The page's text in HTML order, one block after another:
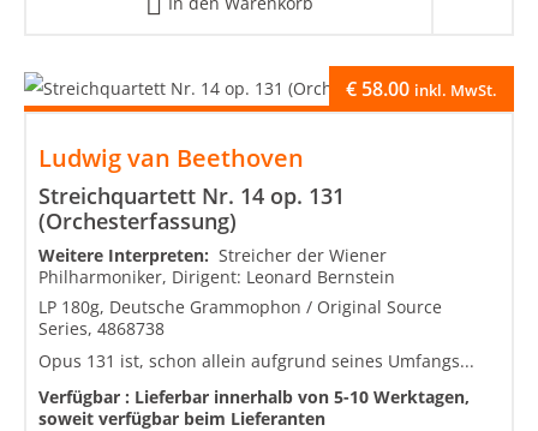
Ludwig van Beethoven
Streichquartett Nr. 14 op. 131
(Orchesterfassung)
€ 58.00 inkl. MwSt.
Weitere Interpreten: Streicher der Wiener
Philharmoniker, Dirigent: Leonard Bernstein
LP 180g, Deutsche Grammophon / Original Source
Series, 4868738
Opus 131 ist, schon allein aufgrund seines Umfangs...
Verfügbar : Lieferbar innerhalb von 5-10 Werktagen,
soweit verfügbar beim Lieferanten